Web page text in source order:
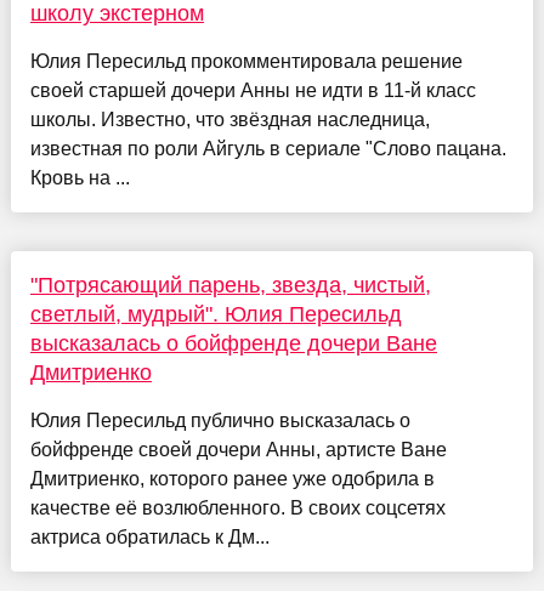
школу экстерном
Юлия Пересильд прокомментировала решение
своей старшей дочери Анны не идти в 11-й класс
школы. Известно, что звёздная наследница,
известная по роли Айгуль в сериале "Слово пацана.
Кровь на ...
"Потрясающий парень, звезда, чистый,
светлый, мудрый". Юлия Пересильд
высказалась о бойфренде дочери Ване
Дмитриенко
Юлия Пересильд публично высказалась о
бойфренде своей дочери Анны, артисте Ване
Дмитриенко, которого ранее уже одобрила в
качестве её возлюбленного. В своих соцсетях
актриса обратилась к Дм...